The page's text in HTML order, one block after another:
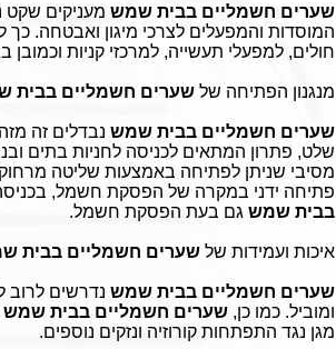
שערים חשמליים בבית שמש מעניקים שקט
המוסדות והמפעלים לצרכי מיגון ואבטחה. כך
חולים, למפעלי תעשייה, למרכזי קניות
מנגנון הפתיחה של שערים חשמליים בבית
שערים חשמליים בבית שמש נבדלים זה
שלט, פתרון המתאים לכניסה לחניות בתים
מסיבי שניתן לפתיחה באמצעות שליטה
פתיחה ידני במקרה של הפסקת חשמל,
בבית שמש גם בעת הפסקת חשמל.
איכות ועמידות של שערים חשמליים בבית
שערים חשמליים בבית שמש נדרשים לרוב
ומוביל. כמו כן,שערים חשמליים בבית שמש
מגן נגד התפתחות קורוזיה ונזקים נוספים.